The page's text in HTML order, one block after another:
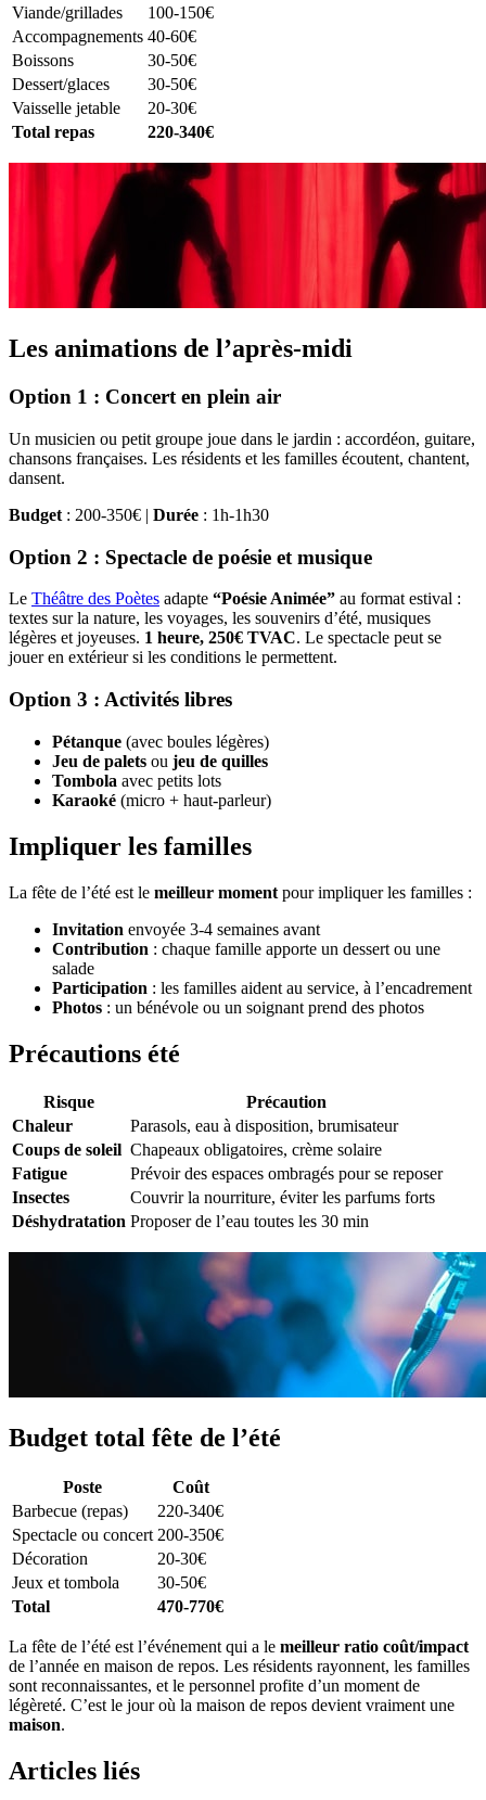
Viande/grillades
100-150€
Accompagnements 40-60€
Boissons
30-50€
Dessert/glaces
30-50€
Vaisselle jetable
20-30€
Total repas
220-340€
Les animations de l’après-midi
Option 1 : Concert en plein air
Un musicien ou petit groupe joue dans le jardin : accordéon, guitare,
chansons françaises. Les résidents et les familles écoutent, chantent,
dansent.
Budget : 200-350€ | Durée : 1h-1h30
Option 2 : Spectacle de poésie et musique
Le Théâtre des Poètes adapte “Poésie Animée” au format estival :
textes sur la nature, les voyages, les souvenirs d’été, musiques
légères et joyeuses. 1 heure, 250€ TVAC. Le spectacle peut se
jouer en extérieur si les conditions le permettent.
Option 3 : Activités libres
Pétanque (avec boules légères)
Jeu de palets ou jeu de quilles
Tombola avec petits lots
Karaoké (micro + haut-parleur)
Impliquer les familles
La fête de l’été est le meilleur moment pour impliquer les familles :
Invitation envoyée 3-4 semaines avant
Contribution : chaque famille apporte un dessert ou une
salade
Participation : les familles aident au service, à l’encadrement
Photos : un bénévole ou un soignant prend des photos
Précautions été
Risque
Précaution
Chaleur
Parasols, eau à disposition, brumisateur
Coups de soleil Chapeaux obligatoires, crème solaire
Fatigue
Prévoir des espaces ombragés pour se reposer
Insectes
Couvrir la nourriture, éviter les parfums forts
Déshydratation Proposer de l’eau toutes les 30 min
Budget total fête de l’été
Poste
Coût
Barbecue (repas)
220-340€
Spectacle ou concert 200-350€
Décoration
20-30€
Jeux et tombola
30-50€
Total
470-770€
La fête de l’été est l’événement qui a le meilleur ratio coût/impact
de l’année en maison de repos. Les résidents rayonnent, les familles
sont reconnaissantes, et le personnel profite d’un moment de
légèreté. C’est le jour où la maison de repos devient vraiment une
maison.
Articles liés